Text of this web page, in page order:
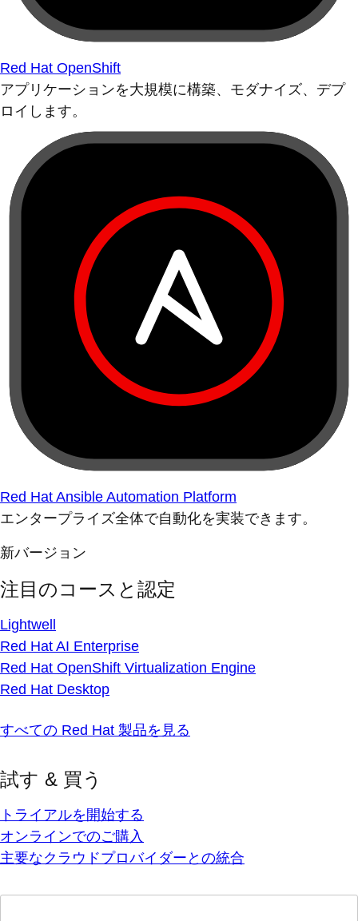
Red Hat OpenShift
アプリケーションを大規模に構築、モダナイズ、デプ
ロイします。
Red Hat Ansible Automation Platform
エンタープライズ全体で自動化を実装できます。
新バージョン
注目のコースと認定
Lightwell
Red Hat AI Enterprise
Red Hat OpenShift Virtualization Engine
Red Hat Desktop
すべての Red Hat 製品を見る
試す & 買う
トライアルを開始する
オンラインでのご購入
主要なクラウドプロバイダーとの統合